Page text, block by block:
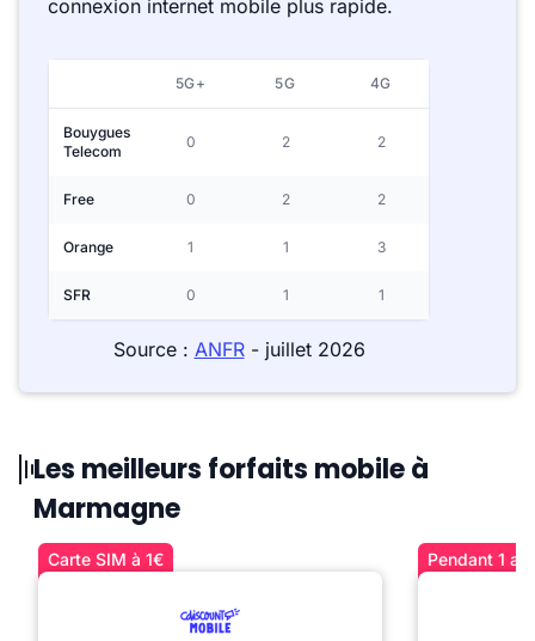
connexion internet mobile plus rapide.
5G+ 5G 4G
Bouygues
Telecom
0 2 2
Free 0 2 2
Orange 1 1 3
SFR 0 1 1
Source : ANFR- juillet 2026
Les meilleurs forfaits mobile à
Marmagne
Carte SIM à 1€ Pendant 1